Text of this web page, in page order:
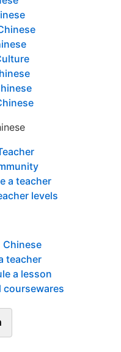
a teacher
levels
Chinese
teacher
a lesson
coursewares